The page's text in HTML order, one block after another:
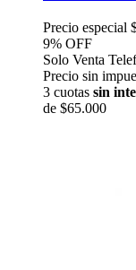
Precio especial
9% OFF
Solo Venta
Precio sin
3 cuotas sin
de $65.000